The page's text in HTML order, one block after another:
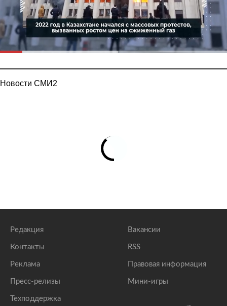
Новости СМИ2
Редакция
Контакты
Реклама
Пресс-релизы
Техподдержка
Вакансии
RSS
Правовая информация
Мини-игры